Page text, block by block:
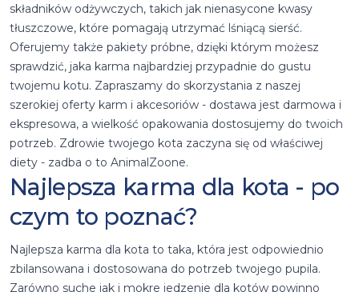
składników odżywczych, takich jak nienasycone kwasy
tłuszczowe, które pomagają utrzymać lśniącą sierść.
Oferujemy także pakiety próbne, dzięki którym możesz
sprawdzić, jaka karma najbardziej przypadnie do gustu
twojemu kotu. Zapraszamy do skorzystania z naszej
szerokiej oferty karm i akcesoriów - dostawa jest darmowa i
ekspresowa, a wielkość opakowania dostosujemy do twoich
potrzeb. Zdrowie twojego kota zaczyna się od właściwej
diety - zadba o to AnimalZoone.
Najlepsza karma dla kota - po
czym to poznać?
Najlepsza karma dla kota to taka, która jest odpowiednio
zbilansowana i dostosowana do potrzeb twojego pupila.
Zarówno suche jak i mokre jedzenie dla kotów powinno